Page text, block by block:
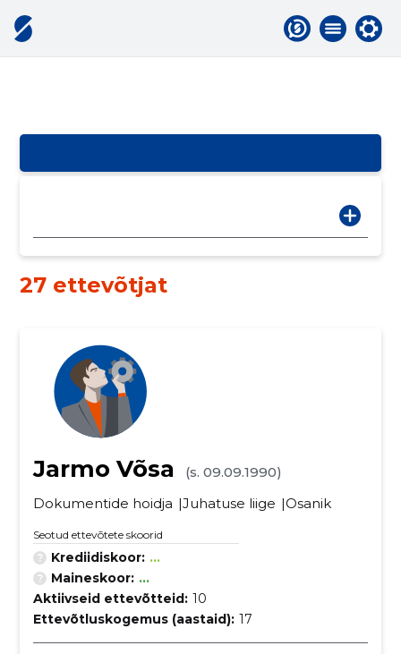
27 ettevõtjat
Jarmo Võsa
(s. 09.09.1990)
Dokumentide hoidja
Juhatuse liige Osanik
Seotud ettevõtete skoorid
Krediidiskoor: ...
Maineskoor: ...
Aktiivseid ettevõtteid: 10
Ettevõtluskogemus (aastaid): 17